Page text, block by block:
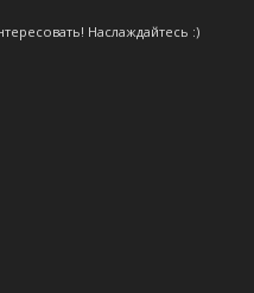
Наслаждайтесь :)